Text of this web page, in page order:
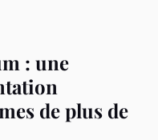
: une
de plus de